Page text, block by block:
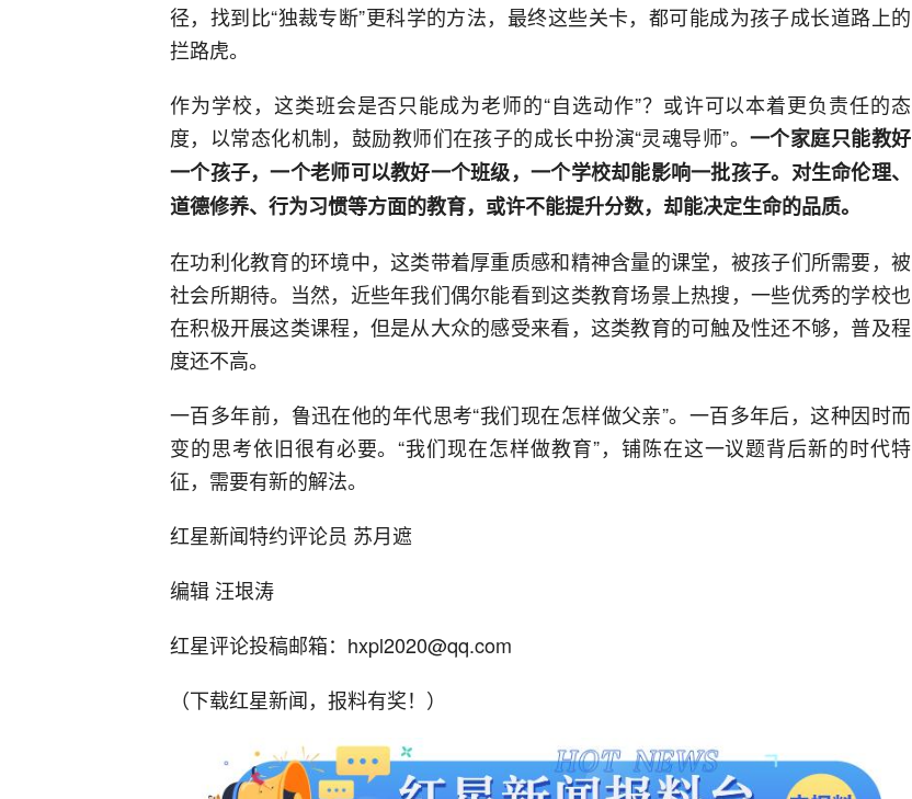
径，找到比“独裁专断”更科学的方法，最终这些关卡，都可能成为孩子成长道路上的
拦路虎。
作为学校，这类班会是否只能成为老师的“自选动作”？或许可以本着更负责任的态
度，以常态化机制，鼓励教师们在孩子的成长中扮演“灵魂导师”。 一个家庭只能教好
一个孩子，一个老师可以教好一个班级，一个学校却能影响一批孩子。对生命伦理、
道德修养、行为习惯等方面的教育，或许不能提升分数，却能决定生命的品质。
在功利化教育的环境中，这类带着厚重质感和精神含量的课堂，被孩子们所需要，被
社会所期待。当然，近些年我们偶尔能看到这类教育场景上热搜，一些优秀的学校也
在积极开展这类课程，但是从大众的感受来看，这类教育的可触及性还不够，普及程
度还不高。
一百多年前，鲁迅在他的年代思考“我们现在怎样做父亲”。一百多年后，这种因时而
变的思考依旧很有必要。“我们现在怎样做教育”，铺陈在这一议题背后新的时代特
征，需要有新的解法。
红星新闻特约评论员 苏月遮
编辑 汪垠涛
红星评论投稿邮箱：hxpl2020@qq.com
（下载红星新闻，报料有奖！）